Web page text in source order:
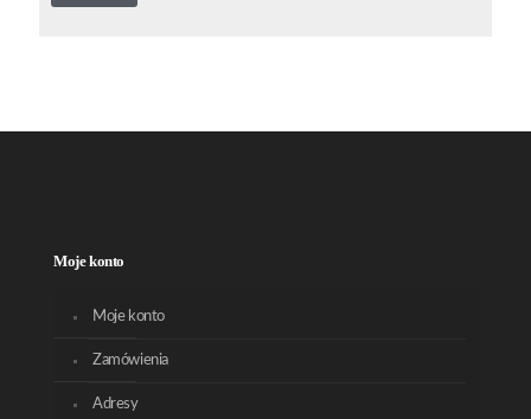
Moje konto
Moje konto
Zamówienia
Adresy